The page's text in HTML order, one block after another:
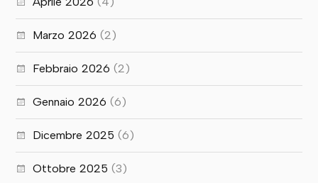
Marzo 2026 (2)
Febbraio 2026 (2)
Gennaio 2026 (6)
Dicembre 2025 (6)
Ottobre 2025 (3)